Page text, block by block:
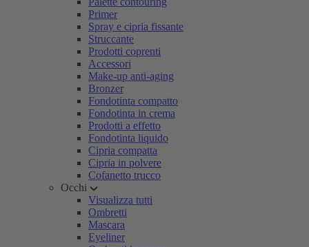
Primer
Spray e cipria fissante
Struccante
Prodotti coprenti
Accessori
Make-up anti-aging
Bronzer
Fondotinta compatto
Fondotinta in crema
Prodotti a effetto
Fondotinta liquido
Cipria compatta
Cipria in polvere
Cofanetto trucco
Occhi
Visualizza tutti
Ombretti
Mascara
Eyeliner